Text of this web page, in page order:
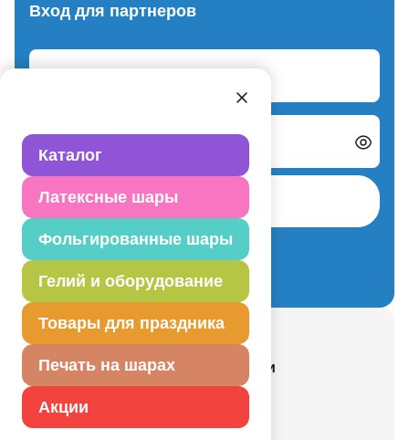
Каталог
Латексные шары
Фольгированные шары
Гелий и оборудование
Товары для праздника
Печать на шарах
Акции
Вход для партнеров
Авторизоваться
Забыли пароль?
Смотрите также
Все действующие акции и скидки
Гелий и оборудование